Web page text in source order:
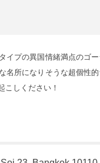
イプの異国情緒満点のゴ
名所になりそうな超個性
こしください！